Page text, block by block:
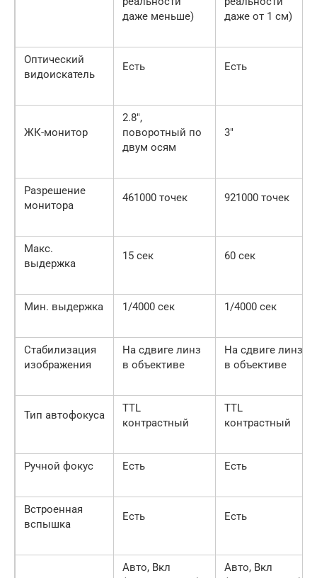
даже меньше)
даже от 1 см)
Оптический
видоискатель
Есть Есть
ЖК-монитор
2.8″,
поворотный по
двум осям
3″
Разрешение
монитора
461000 точек 921000 точек
Макс.
выдержка
15 сек 60 сек
Мин. выдержка 1/4000 сек 1/4000 сек
Стабилизация
изображения
На сдвиге линз
в объективе
На сдвиге линз
в объективе
Тип автофокуса
TTL
контрастный
TTL
контрастный
Ручной фокус Есть Есть
Встроенная
вспышка
Есть Есть
Авто, Вкл
Авто, Вкл